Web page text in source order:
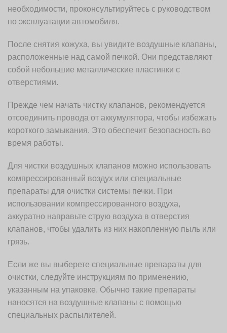
необходимости, проконсультируйтесь с руководством
по эксплуатации автомобиля.
После снятия кожуха, вы увидите воздушные клапаны,
расположенные над самой печкой. Они представляют
собой небольшие металлические пластинки с
отверстиями.
Прежде чем начать чистку клапанов, рекомендуется
отсоединить провода от аккумулятора, чтобы избежать
короткого замыкания. Это обеспечит безопасность во
время работы.
Для чистки воздушных клапанов можно использовать
компрессированный воздух или специальные
препараты для очистки системы печки. При
использовании компрессированного воздуха,
аккуратно направьте струю воздуха в отверстия
клапанов, чтобы удалить из них накопленную пыль или
грязь.
Если же вы выберете специальные препараты для
очистки, следуйте инструкциям по применению,
указанным на упаковке. Обычно такие препараты
наносятся на воздушные клапаны с помощью
специальных распылителей.